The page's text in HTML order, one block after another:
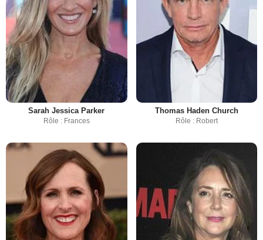
Sarah Jessica Parker
Rôle : Frances
Thomas Haden Church
Rôle : Robert